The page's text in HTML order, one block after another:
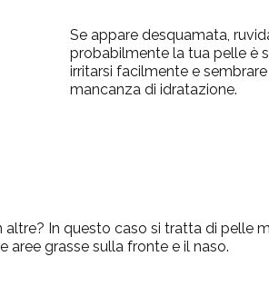
Se appare desquamata,
probabilmente la tua pelle è
irritarsi facilmente e
mancanza di idratazione.
In questo caso si tratta di pelle
aree grasse sulla fronte e il naso.